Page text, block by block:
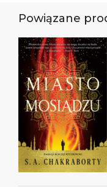
Powiązane